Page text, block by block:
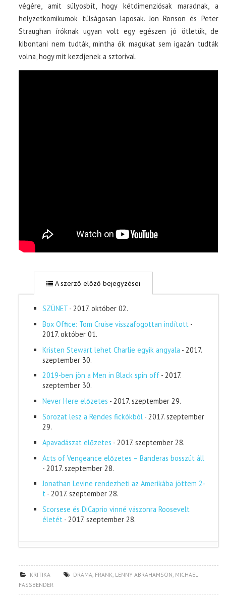
végére, amit súlyosbít, hogy kétdimenziósak maradnak, a
helyzetkomikumok túlságosan laposak. Jon Ronson és Peter
Straughan íróknak ugyan volt egy egészen jó ötletük, de
kibontani nem tudták, mintha ők magukat sem igazán tudták
volna, hogy mit kezdjenek a sztorival.
A szerző előző bejegyzései
SZÜNET - 2017. október 02.
Box Office: Tom Cruise visszafogottan indított -
2017. október 01.
Kristen Stewart lehet Charlie egyik angyala - 2017.
szeptember 30.
2019-ben jön a Men in Black spin off - 2017.
szeptember 30.
Never Here előzetes - 2017. szeptember 29.
Sorozat lesz a Rendes fickókból - 2017. szeptember
29.
Apavadászat előzetes - 2017. szeptember 28.
Acts of Vengeance előzetes – Banderas bosszút áll
- 2017. szeptember 28.
Jonathan Levine rendezheti az Amerikába jöttem 2-
t - 2017. szeptember 28.
Scorsese és DiCaprio vinné vászonra Roosevelt
életét - 2017. szeptember 28.
KRITIKA DRÁMA, FRANK, LENNY ABRAHAMSON, MICHAEL
FASSBENDER